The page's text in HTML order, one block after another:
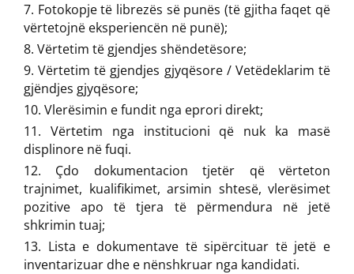
Fotokopje të librezës së punës (të gjitha faqet që
vërtetojnë eksperiencën në punë);
Vërtetim të gjendjes shëndetësore;
Vërtetim të gjendjes gjyqësore / Vetëdeklarim të
gjëndjes gjyqësore;
Vlerësimin e fundit nga eprori direkt;
Vërtetim nga institucioni që nuk ka masë
displinore në fuqi.
Çdo dokumentacion tjetër që vërteton
trajnimet, kualifikimet, arsimin shtesë, vlerësimet
pozitive apo të tjera të përmendura në jetë
shkrimin tuaj;
Lista e dokumentave të sipërcituar të jetë e
inventarizuar dhe e nënshkruar nga kandidati.